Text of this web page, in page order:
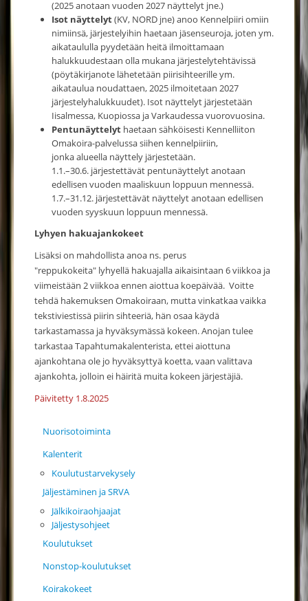
(2025 anotaan vuoden 2027 näyttelyt jne.)
Isot näyttelyt(KV, NORD jne) anoo Kennelpiiri omiin
nimiinsä, järjestelyihin haetaan jäsenseuroja, joten ym.
aikataululla pyydetään heitä ilmoittamaan
halukkuudestaan olla mukana järjestelytehtävissä
(pöytäkirjanote lähetetään piirisihteerille ym.
aikataulua noudattaen, 2025 ilmoitetaan 2027
järjestelyhalukkuudet). Isot näyttelyt järjestetään
Iisalmessa, Kuopiossa ja Varkaudessa vuorovuosina.
Pentunäyttelyt haetaan sähköisesti Kennelliiton
Omakoira-palvelussa siihen kennelpiiriin,
jonka alueella näyttely järjestetään.
1.1.–30.6. järjestettävät pentunäyttelyt anotaan
edellisen vuoden maaliskuun loppuun mennessä.
1.7.–31.12. järjestettävät näyttelyt anotaan edellisen
vuoden syyskuun loppuun mennessä.
Lyhyen hakuajankokeet
Lisäksi on mahdollista anoa ns. perus
"reppukokeita" lyhyellä hakuajalla aikaisintaan 6 viikkoa ja
viimeistään 2 viikkoa ennen aiottua koepäivää. Voitte
tehdä hakemuksen Omakoiraan, mutta vinkatkaa vaikka
tekstiviestissä piirin sihteeriä, hän osaa käydä
tarkastamassa ja hyväksymässä kokeen. Anojan tulee
tarkastaa Tapahtumakalenterista, ettei aiottuna
ajankohtana ole jo hyväksyttyä koetta, vaan valittava
ajankohta, jolloin ei häiritä muita kokeen järjestäjiä.
Päivitetty 1.8.2025
Nuorisotoiminta
Kalenterit
Koulutustarvekysely
Jäljestäminen ja SRVA
Jälkikoiraohjaajat
Jäljestysohjeet
Koulutukset
Nonstop-koulutukset
Koirakokeet